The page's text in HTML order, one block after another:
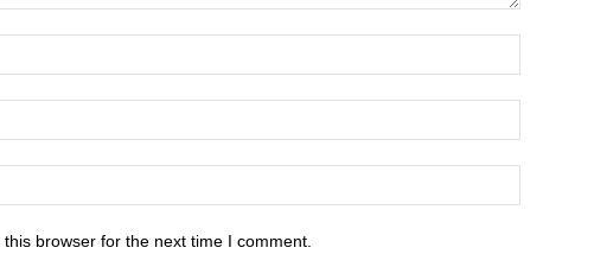
browser for the next time I comment.